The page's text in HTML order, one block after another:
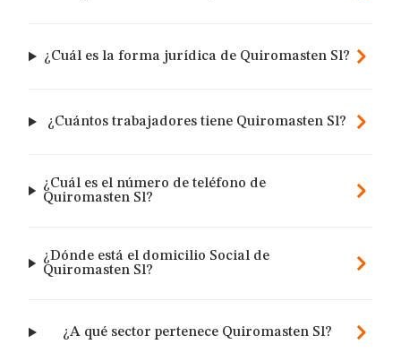
¿Cuál es la forma jurídica de Quiromasten Sl?
¿Cuántos trabajadores tiene Quiromasten Sl?
¿Cuál es el número de teléfono de
Quiromasten Sl?
¿Dónde está el domicilio Social de
Quiromasten Sl?
¿A qué sector pertenece Quiromasten Sl?